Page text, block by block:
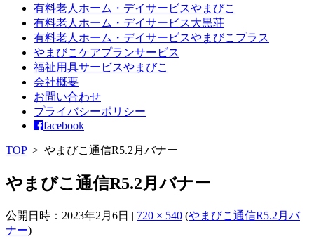
有料老人ホーム・デイサービスやまびこ
有料老人ホーム・デイサービス大黒荘
有料老人ホーム・デイサービスやまびこプラス
やまびこケアプランサービス
福祉用具サービスやまびこ
会社概要
お問い合わせ
プライバシーポリシー
facebook
TOP> やまびこ通信R5.2月バナー
やまびこ通信R5.2月バナー
公開日時： 2023年2月6日 | 720 × 540 (やまびこ通信R5.2月バ
ナー)